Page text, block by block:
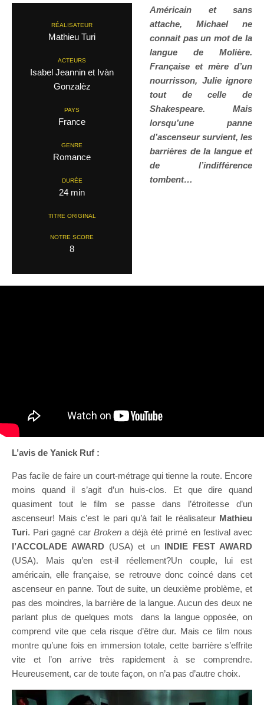
RÉALISATEUR
Mathieu Turi
ACTEURS
Isabel Jeannin et Ivàn
Gonzalèz
PAYS
France
GENRE
Romance
DURÉE
24 min
TITRE ORIGINAL
NOTRE SCORE
8
Américain et sans
attache, Michael ne
connait pas un mot de la
langue de Molière.
Française et mère d’un
nourrisson, Julie ignore
tout de celle de
Shakespeare. Mais
lorsqu’une panne
d’ascenseur survient, les
barrières de la langue et
de l’indifférence
tombent…
L’avis de Yanick Ruf :
Pas facile de faire un court-métrage qui tienne la route. Encore
moins quand il s’agit d’un huis-clos. Et que dire quand
quasiment tout le film se passe dans l’étroitesse d’un
ascenseur! Mais c’est le pari qu’à fait le réalisateur Mathieu
Turi. Pari gagné car Brokena déjà été primé en festival avec
l’ACCOLADE AWARD (USA) et un INDIE FEST AWARD
(USA). Mais qu’en est-il réellement?Un couple, lui est
américain, elle française, se retrouve donc coincé dans cet
ascenseur en panne. Tout de suite, un deuxième problème, et
pas des moindres, la barrière de la langue. Aucun des deux ne
parlant plus de quelques mots dans la langue opposée, on
comprend vite que cela risque d’être dur. Mais ce film nous
montre qu’une fois en immersion totale, cette barrière s’effrite
vite et l’on arrive très rapidement à se comprendre.
Heureusement, car de toute façon, on n’a pas d’autre choix.